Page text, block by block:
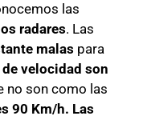
las
radares. Las
malas para
de velocidad son
no son como las
90 Km/h. Las